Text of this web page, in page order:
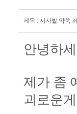
제목 : 사자발 약쑥
안녕하
제가 좀
괴로운